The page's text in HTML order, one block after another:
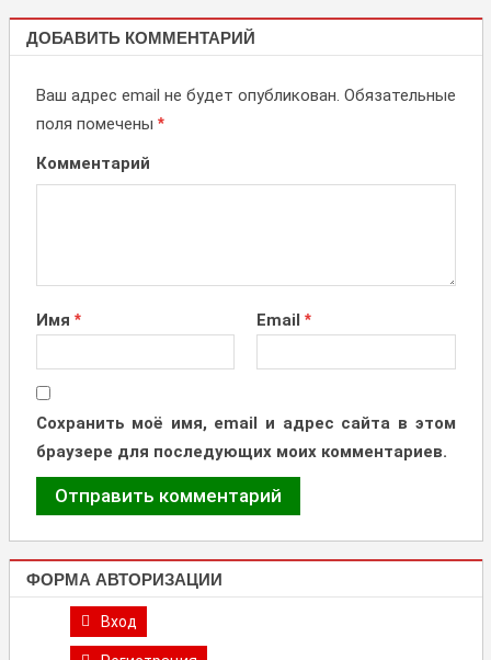
НОВОСТИ,
АКЦИИ
ДОБАВИТЬ КОММЕНТАРИЙ
Ваш адрес email не будет опубликован. Обязательные
поля помечены *
Комментарий
Имя * Email *
Сохранить моё имя, email и адрес сайта в этом
браузере для последующих моих комментариев.
ФОРМА АВТОРИЗАЦИИ
Вход